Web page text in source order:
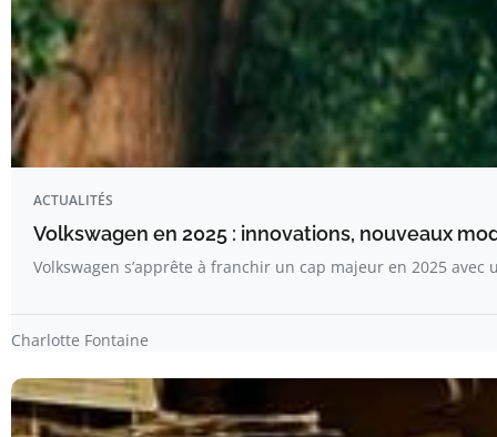
ACTUALITÉS
Volkswagen en 2025 : innovations, nouveaux
Volkswagen s’apprête à franchir un cap majeur en 2025 avec
Charlotte Fontaine